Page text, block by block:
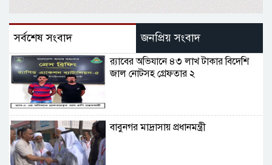
সর্বশেষ সংবাদ জনপ্রিয় সংবাদ
র‌্যাবের অভিযানে ৪৩ লাখ টাকার বিদেশি
জাল নোটসহ গ্রেফতার ২
বাবুনগর মাদ্রাসায় প্রধানমন্ত্রী